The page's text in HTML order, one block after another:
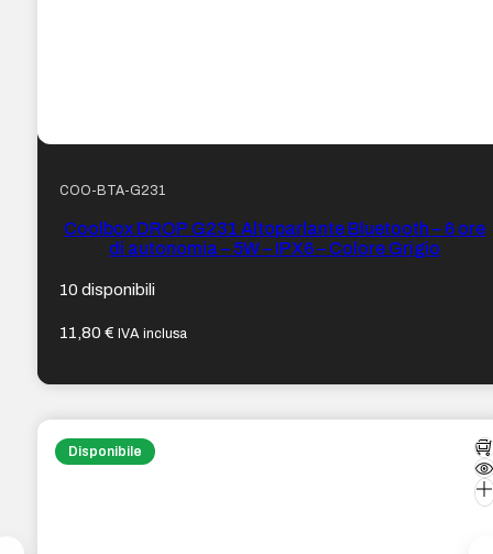
COO-BTA-G231
Coolbox DROP G231 Altoparlante Bluetooth – 6 ore
di autonomia – 5W – IPX6 – Colore Grigio
10 disponibili
11,80€ IVA inclusa
Disponibile